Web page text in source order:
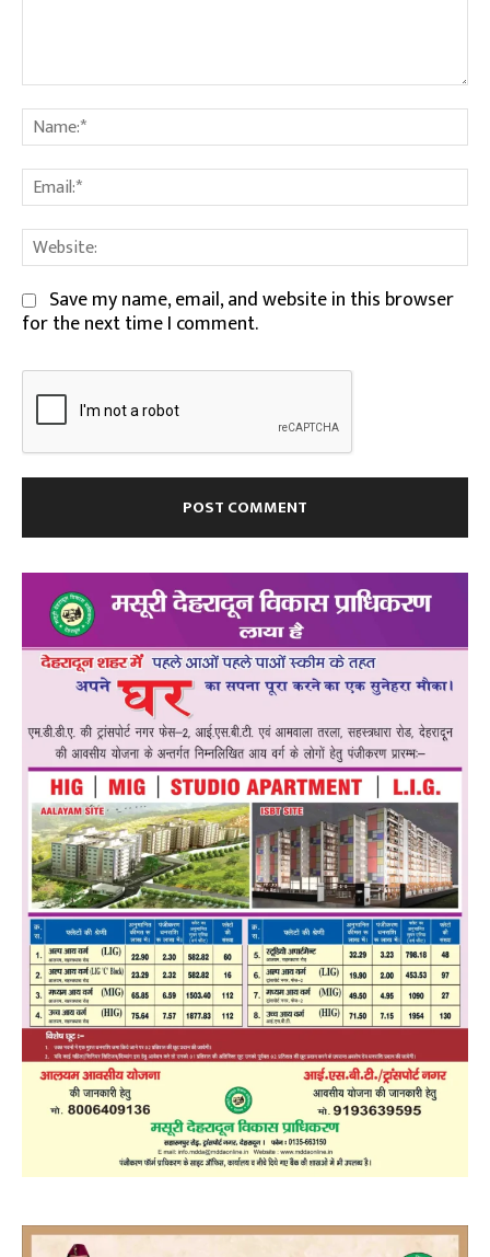
Comment:
Save my name, email, and website in this browser
for the next time I comment.